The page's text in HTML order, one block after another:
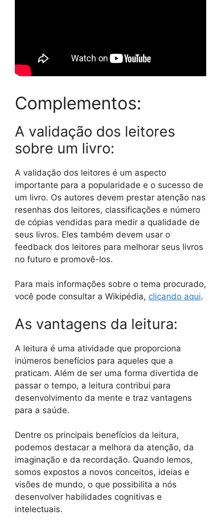
Complementos:
A validação dos leitores
sobre um livro:
A validação dos leitores é um aspecto
importante para a popularidade e o sucesso de
um livro. Os autores devem prestar atenção nas
resenhas dos leitores, classificações e número
de cópias vendidas para medir a qualidade de
seus livros. Eles também devem usar o
feedback dos leitores para melhorar seus livros
no futuro e promovê-los.
Para mais informações sobre o tema procurado,
você pode consultar a Wikipédia, clicando aqui.
As vantagens da leitura:
A leitura é uma atividade que proporciona
inúmeros benefícios para aqueles que a
praticam. Além de ser uma forma divertida de
passar o tempo, a leitura contribui para
desenvolvimento da mente e traz vantagens
para a saúde.
Dentre os principais benefícios da leitura,
podemos destacar a melhora da atenção, da
imaginação e da recordação. Quando lemos,
somos expostos a novos conceitos, ideias e
visões de mundo, o que possibilita a nós
desenvolver habilidades cognitivas e
intelectuais.